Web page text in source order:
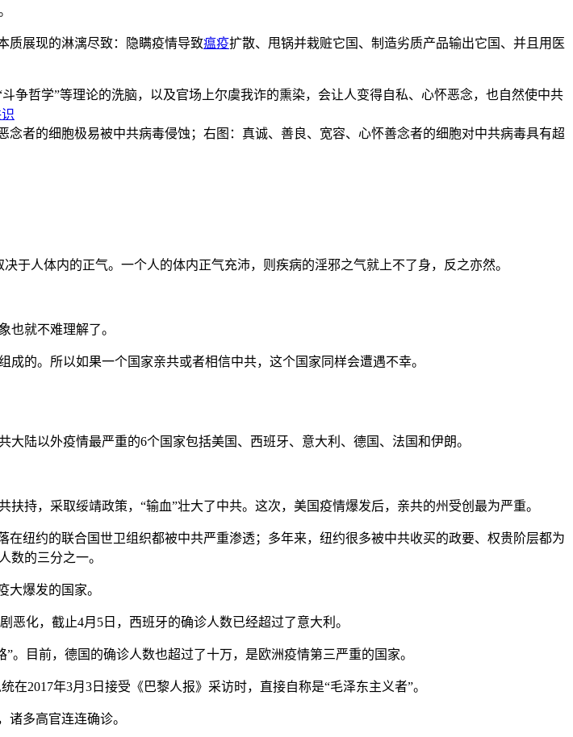
质展现的淋漓尽致：隐瞒疫情导致瘟疫扩散、甩锅并栽赃它国、制造劣质产品输出它国、并且用医
争哲学”等理论的洗脑，以及官场上尔虞我诈的熏染，会让人变得自私、心怀恶念，也自然使中共
者的细胞极易被中共病毒侵蚀；右图：真诚、善良、宽容、心怀善念者的细胞对中共病毒具有超
于人体内的正气。一个人的体内正气充沛，则疾病的淫邪之气就上不了身，反之亦然。
也就不难理解了。
的。所以如果一个国家亲共或者相信中共，这个国家同样会遭遇不幸。
陆以外疫情最严重的6个国家包括美国、西班牙、意大利、德国、法国和伊朗。
持，采取绥靖政策，“输血”壮大了中共。这次，美国疫情爆发后，亲共的州受创最为严重。
纽约的联合国世卫组织都被中共严重渗透；多年来，纽约很多被中共收买的政要、权贵阶层都为
数的三分之一。
大爆发的国家。
化，截止4月5日，西班牙的确诊人数已经超过了意大利。
目前，德国的确诊人数也超过了十万，是欧洲疫情第三严重的国家。
2017年3月3日接受《巴黎人报》采访时，直接自称是“毛泽东主义者”。
多高官连连确诊。